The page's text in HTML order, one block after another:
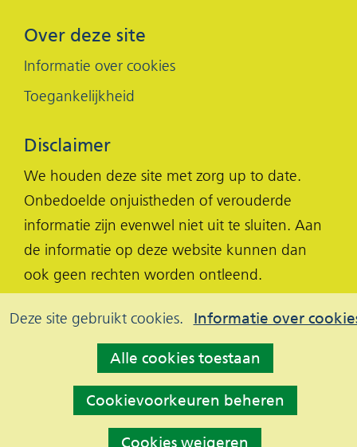
Cookies
toestaan?
Deze site gebruikt cookies. Informatie over
Hier
Alle cookies toestaan
Cookievoorkeuren beheren
Cookies weigeren
Over deze site
Informatie over cookies
Toegankelijkheid
Disclaimer
We houden deze site met zorg up to date.
Onbedoelde onjuistheden of verouderde
informatie zijn evenwel niet uit te sluiten. Aan
de informatie op deze website kunnen dan
ook geen rechten worden ontleend.